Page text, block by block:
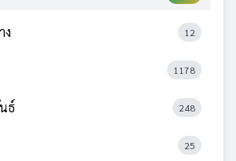
ง 12
1178
ธ์ 248
25